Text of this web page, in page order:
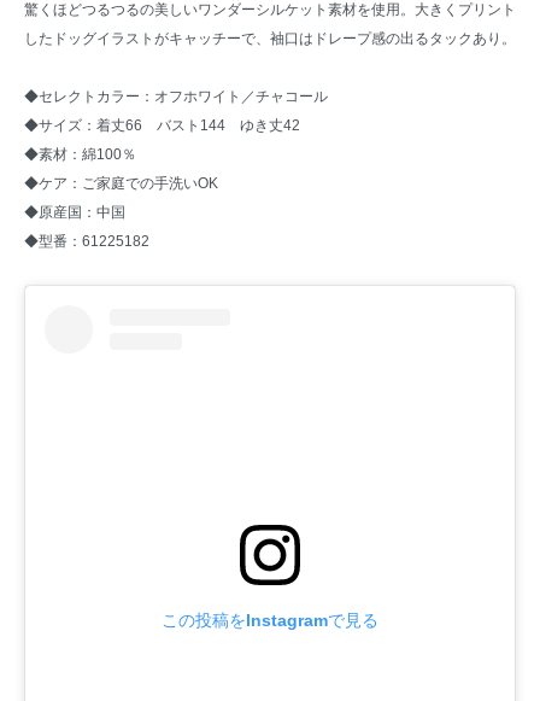
驚くほどつるつるの美しいワンダーシルケット素材を使用。大きくプリント
したドッグイラストがキャッチーで、袖口はドレープ感の出るタックあり。
◆セレクトカラー：オフホワイト／チャコール
◆サイズ：着丈66 バスト144 ゆき丈42
◆素材：綿100％
◆ケア：ご家庭での手洗いOK
◆原産国：中国
◆型番：61225182
この投稿をInstagramで見る